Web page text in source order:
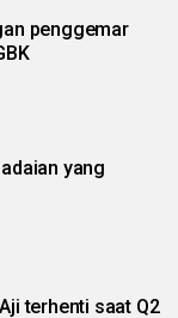
penggemar
yang
terhenti saat Q2